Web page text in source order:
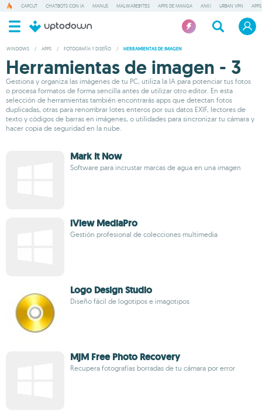
CAPCUT CHATBOTS CON IA MANUS MALWAREBYTES APPS DE MANGA ANKI URBAN VPN
WINDOWS / APPS / FOTOGRAFÍA Y DISEÑO / HERRAMIENTAS DE IMAGEN
Herramientas de imagen - 3
Gestiona y organiza las imágenes de tu PC, utiliza la IA para potenciar tus fotos
o procesa formatos de forma sencilla antes de utilizar otro editor. En esta
selección de herramientas también encontrarás apps que detectan fotos
duplicadas, otras para renombrar lotes enteros por sus datos EXIF, lectores de
texto y códigos de barras en imágenes, o utilidades para sincronizar tu cámara y
hacer copia de seguridad en la nube.
Mark It Now
Software para incrustar marcas de agua en una imagen
iView MediaPro
Gestión profesional de colecciones multimedia
Logo Design Studio
Diseño fácil de logotipos e imagotipos
MjM Free Photo Recovery
Recupera fotografías borradas de tu cámara por error